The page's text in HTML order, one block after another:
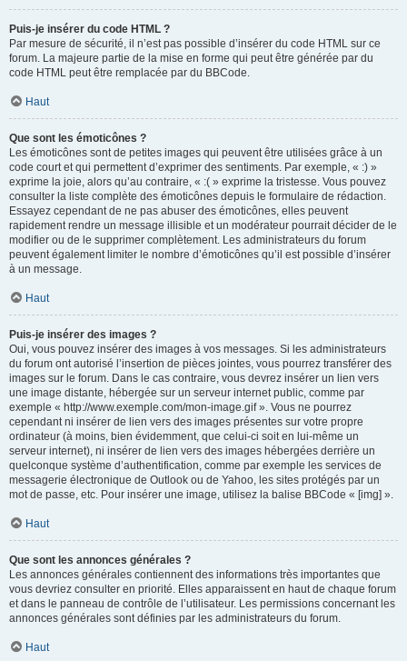
Puis-je insérer du code HTML ?
Par mesure de sécurité, il n’est pas possible d’insérer du code HTML sur ce
forum. La majeure partie de la mise en forme qui peut être générée par du
code HTML peut être remplacée par du BBCode.
Haut
Que sont les émoticônes ?
Les émoticônes sont de petites images qui peuvent être utilisées grâce à un
code court et qui permettent d’exprimer des sentiments. Par exemple, « :) »
exprime la joie, alors qu’au contraire, « :( » exprime la tristesse. Vous pouvez
consulter la liste complète des émoticônes depuis le formulaire de rédaction.
Essayez cependant de ne pas abuser des émoticônes, elles peuvent
rapidement rendre un message illisible et un modérateur pourrait décider de le
modifier ou de le supprimer complètement. Les administrateurs du forum
peuvent également limiter le nombre d’émoticônes qu’il est possible d’insérer
à un message.
Haut
Puis-je insérer des images ?
Oui, vous pouvez insérer des images à vos messages. Si les administrateurs
du forum ont autorisé l’insertion de pièces jointes, vous pourrez transférer des
images sur le forum. Dans le cas contraire, vous devrez insérer un lien vers
une image distante, hébergée sur un serveur internet public, comme par
exemple « http://www.exemple.com/mon-image.gif ». Vous ne pourrez
cependant ni insérer de lien vers des images présentes sur votre propre
ordinateur (à moins, bien évidemment, que celui-ci soit en lui-même un
serveur internet), ni insérer de lien vers des images hébergées derrière un
quelconque système d’authentification, comme par exemple les services de
messagerie électronique de Outlook ou de Yahoo, les sites protégés par un
mot de passe, etc. Pour insérer une image, utilisez la balise BBCode « [img] ».
Haut
Que sont les annonces générales ?
Les annonces générales contiennent des informations très importantes que
vous devriez consulter en priorité. Elles apparaissent en haut de chaque forum
et dans le panneau de contrôle de l’utilisateur. Les permissions concernant les
annonces générales sont définies par les administrateurs du forum.
Haut